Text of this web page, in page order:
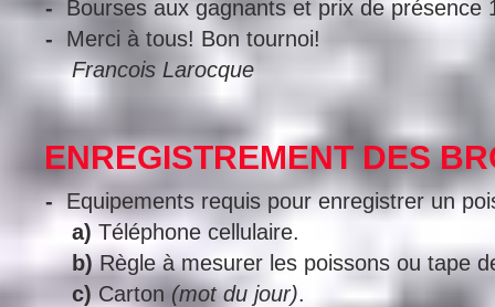
- Bourses aux gagnants et prix de présence
-
Merci à tous! Bon tournoi!
Francois Larocque
ENREGISTREMENT DES
-Equipements requis pour enregistrer un
a) Téléphone cellulaire.
b)Règle à mesurer les poissons ou tape
c) Carton (mot du jour).